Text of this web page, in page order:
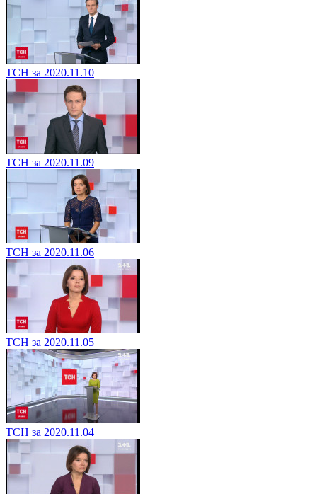
ТСН за 2020.11.10
ТСН за 2020.11.09
ТСН за 2020.11.06
ТСН за 2020.11.05
ТСН за 2020.11.04